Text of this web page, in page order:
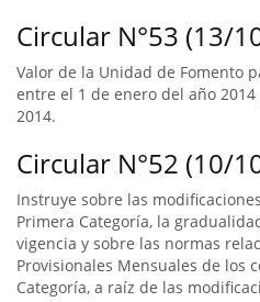
Circular N°53 (13/
Valor de la Unidad de Fomento
entre el 1 de enero del año
2014.
Circular N°52 (10/
Instruye sobre las
Primera Categoría, la
vigencia y sobre las normas
Provisionales Mensuales de los
Categoría, a raíz de las